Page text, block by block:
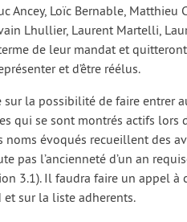
Ancey, Loïc Bernable, Matthieu
Lhullier, Laurent Martelli,
de leur mandat et
et d’être réélus.
sur la possibilité de faire entrer
qui se sont montrés actifs lors
noms évoqués recueillent des
pas l’ancienneté d’un an
3.1). Il faudra faire un appel à
sur la liste adherents.